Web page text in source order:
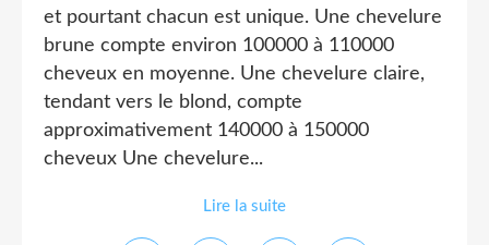
et pourtant chacun est unique. Une chevelure
brune compte environ 100000 à 110000
cheveux en moyenne. Une chevelure claire,
tendant vers le blond, compte
approximativement 140000 à 150000
cheveux Une chevelure...
Lire la suite